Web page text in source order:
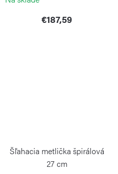
€187,59
Šľahacia metlička špirálová
27 cm